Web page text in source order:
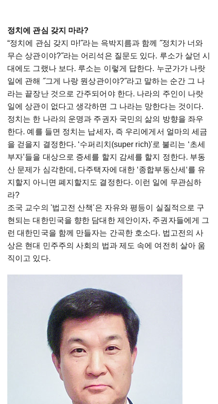
정치에 관심 갖지 마라?
“정치에 관심 갖지 마!˝라는 윽박지름과 함께 ˝정치가 너와
무슨 상관이야?˝라는 어리석은 질문도 있다. 루소가 살던 시
대에도 그랬나 보다. 루소는 이렇게 답한다. 누군가가 나랏
일에 관해 ˝그게 나랑 뭔상관이야?˝라고 말하는 순간 그 나
라는 끝장난 것으로 간주되어야 한다. 나라의 주인이 나랏
일에 상관이 없다고 생각하면 그 나라는 망한다는 것이다.
정치는 한 나라의 운명과 주권자 국민의 삶의 방향을 좌우
한다. 예를 들면 정치는 납세자, 즉 우리에게서 얼마의 세금
을 걷을지 결정한다. ‘수퍼리치(super rich)'로 불리는 ‘초세
부자’들을 대상으로 증세를 할지 감세를 할지 정한다. 부동
산 문제가 심각한데, 다주택자에 대한 ‘종합부동산세‘를 유
지할지 아니면 폐지할지도 결정한다. 이런 일에 무관심하
라?
조국 교수의 '법고전 산책'은 자유와 평등이 실질적으로 구
현되는 대한민국을 향한 담대한 제안이자, 주권자들에게 그
런 대한민국을 함께 만들자는 간곡한 호소다. 법고전의 사
상은 현대 민주주의 사회의 법과 제도 속에 여전히 살아 움
직이고 있다.